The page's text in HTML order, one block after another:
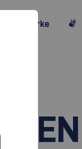
Netzwerke